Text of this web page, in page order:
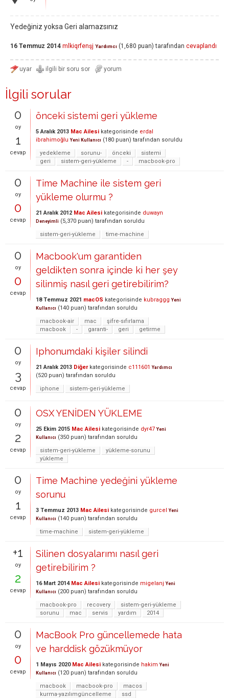
Yedeğiniz yoksa Geri alamazsınız
16 Temmuz 2014 mlkiqrfenşj Yardımcı (1,680 puan) tarafından cevaplandı
İlgili sorular
0
oy
1
cevap
önceki sistemi geri yükleme
5 Aralık 2013 Mac Ailesi kategorisinde erdal
ibrahimoğlu Yeni Kullanıcı (180 puan) tarafından soruldu
yedekleme
sorunu- önceki
sistemi
geri
sistem-geri-yükleme - macbook-pro
0
oy
0
cevap
Time Machine ile sistem geri
yükleme olurmu ?
21 Aralık 2012 Mac Ailesi kategorisinde duwayn
Deneyimli (5,370 puan) tarafından soruldu
sistem-geri-yükleme
time-machine
0
oy
0
cevap
Macbook'um garantiden
geldikten sonra içinde ki her şey
silinmiş nasıl geri getirebilirim?
18 Temmuz 2021 macOS kategorisinde kubraggg Yeni
Kullanıcı (140 puan) tarafından soruldu
macbook-air
mac
şifre-sıfırlama
macbook
- garanti- geri getirme
0
oy
3
cevap
Iphonumdaki kişiler silindi
21 Aralık 2013 Diğerkategorisinde c111601 Yardımcı
(520 puan) tarafından soruldu
iphone
sistem-geri-yükleme
0
oy
2
cevap
OSX YENİDEN YÜKLEME
25 Ekim 2015 Mac Ailesi kategorisinde dyr47 Yeni
Kullanıcı (350 puan) tarafından soruldu
sistem-geri-yükleme
yükleme-sorunu
yükleme
0
oy
1
cevap
Time Machine yedeğini yükleme
sorunu
3 Temmuz 2013 Mac Ailesi kategorisinde gurcel Yeni
Kullanıcı (140 puan) tarafından soruldu
time-machine
sistem-geri-yükleme
+1
oy
2
cevap
Silinen dosyalarımı nasıl geri
getirebilirim ?
16 Mart 2014 Mac Ailesi kategorisinde migelanj Yeni
Kullanıcı (200 puan) tarafından soruldu
macbook-pro
recovery
sistem-geri-yükleme
sorunu
mac servis yardım 2014
0
oy
0
cevap
MacBook Pro güncellemede hata
ve harddisk gözükmüyor
1 Mayıs 2020 Mac Ailesi kategorisinde hakim Yeni
Kullanıcı (120 puan) tarafından soruldu
macbook
macbook-pro
macos
kurma-yazılımgüncelleme
ssd